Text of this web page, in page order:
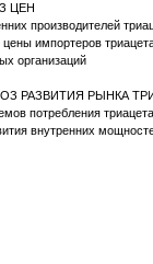
ЦЕН
производителей
цены импортеров
организаций
РАЗВИТИЯ РЫНКА
потребления
внутренних